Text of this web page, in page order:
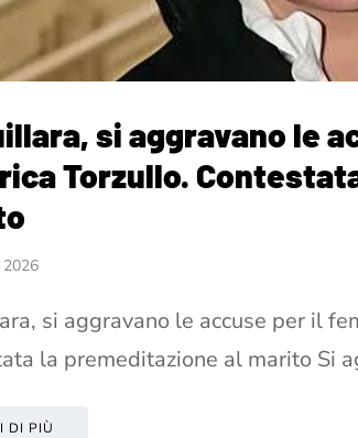
si aggravano le
Torzullo.
2026
si aggravano le accuse per il
la premeditazione al marito Si
DI PIÙ